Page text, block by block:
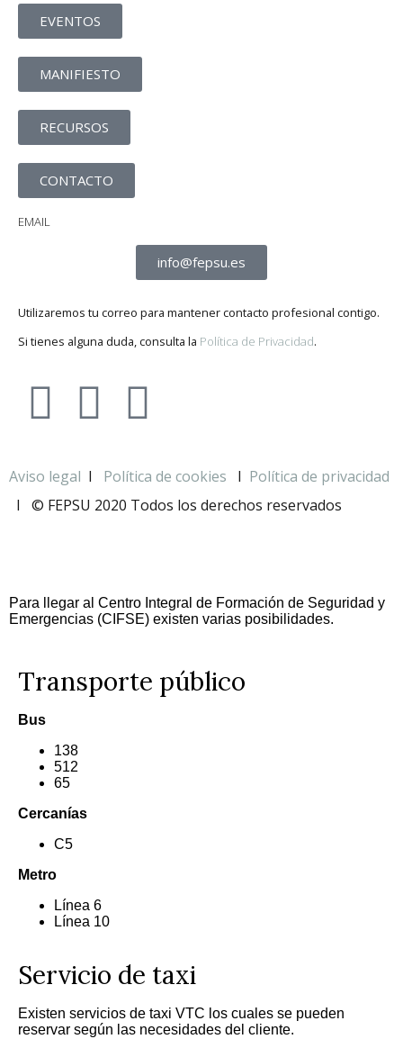
EVENTOS
MANIFIESTO
RECURSOS
CONTACTO
EMAIL
info@fepsu.es
Utilizaremos tu correo para mantener contacto profesional contigo.
Si tienes alguna duda, consulta la Política de Privacidad.
Aviso legal I Política de cookies I Política de privacidad
I © FEPSU 2020 Todos los derechos reservados
Para llegar al Centro Integral de Formación de Seguridad y
Emergencias (CIFSE) existen varias posibilidades.
Transporte público
Bus
138
512
65
Cercanías
C5
Metro
Línea 6
Línea 10
Servicio de taxi
Existen servicios de taxi VTC los cuales se pueden
reservar según las necesidades del cliente.